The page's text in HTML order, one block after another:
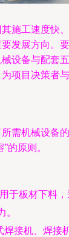
施工速度快、
发展方向。要
设备与配套五
项目决策者与
需机械设备的
的原则。
于板材下料
。
焊接机、焊接